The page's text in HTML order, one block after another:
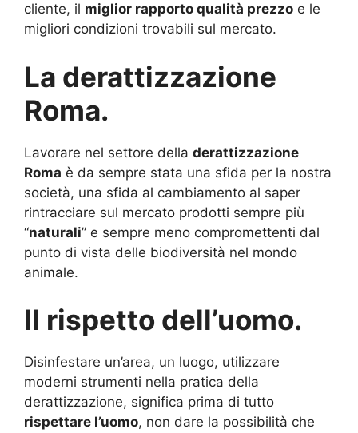
cliente, il miglior rapporto qualità prezzo e le
migliori condizioni trovabili sul mercato.
La derattizzazione
Roma.
Lavorare nel settore della derattizzazione
Roma è da sempre stata una sfida per la nostra
società, una sfida al cambiamento al saper
rintracciare sul mercato prodotti sempre più
“naturali” e sempre meno compromettenti dal
punto di vista delle biodiversità nel mondo
animale.
Il rispetto dell’uomo.
Disinfestare un’area, un luogo, utilizzare
moderni strumenti nella pratica della
derattizzazione, significa prima di tutto
rispettare l’uomo, non dare la possibilità che